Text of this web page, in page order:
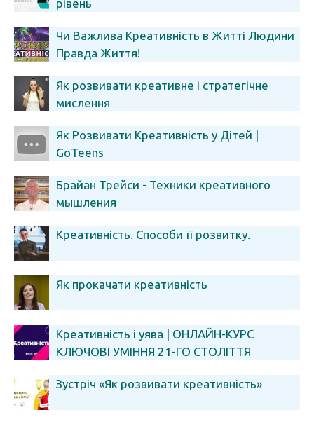
рівень
Чи Важлива Креативність в Житті Людини
Правда Життя!
Як розвивати креативне і стратегічне
мислення
Як Розвивати Креативність у Дітей |
GoTeens
Брайан Трейси - Техники креативного
мышления
Креативність. Способи її розвитку.
Як прокачати креативність
Креативність і уява | ОНЛАЙН-КУРС
КЛЮЧОВІ УМІННЯ 21-ГО СТОЛІТТЯ
Зустріч «Як розвивати креативність»